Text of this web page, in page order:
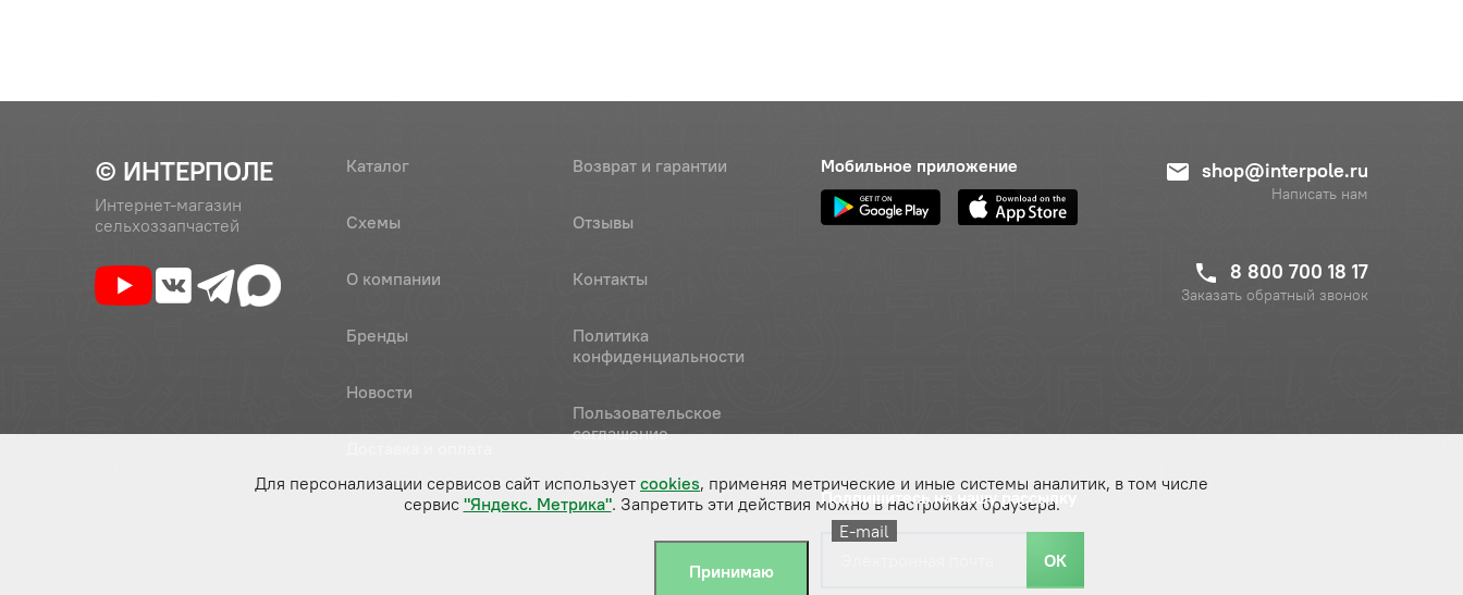
© ИНТЕРПОЛЕ
Интернет-магазин
сельхоззапчастей
Каталог
Схемы
О компании
Бренды
Новости
Возврат и гарантии
Отзывы
Контакты
Политика
конфиденциальности
Пользовательское
соглашение
Мобильное приложение shop@interpole.ru
Написать нам
8 800 700 18 17
Заказать обратный звонок
Подпишитесь на нашу рассылку
E-mail
ОК
Для персонализации сервисов сайт использует cookies, применяя метрические и иные системы аналитик, в том числе
сервис "Яндекс. Метрика". Запретить эти действия можно в настройках браузера.
Принимаю